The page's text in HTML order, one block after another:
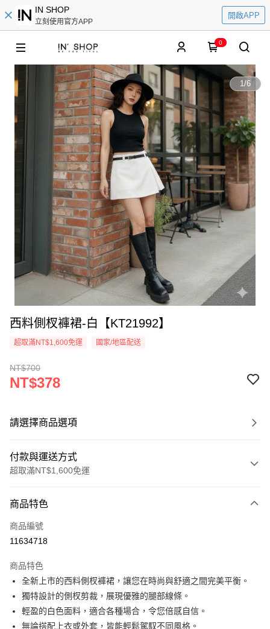
IN SHOP
立刻使用官方APP
開啟APP
0
1/6
西料側杈褲裙-白【KT21992】
超取滿NT$1,600免運 國家/地區配送
NT$700
NT$378
請選擇商品選項
付款與運送方式
超取滿NT$1,600免運
信用卡一次付款
超商取貨付款
Apple Pay
街口支付
Google Pay
商品特色
商品編號
11634718
商品特色
全新上市的西料側杈褲裙，讓您在時尚與舒適之間完美平衡。
獨特設計的側杈剪裁，展現優雅的腿部線條。
輕盈的白色面料，適合各種場合，令您倍感自信。
無論搭配上衣或外套，皆能輕鬆駕馭不同風格。